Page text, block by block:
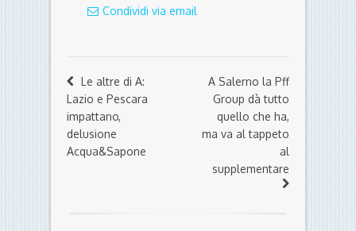
Condividi via email
Le altre di A:
Lazio e Pescara
impattano,
delusione
Acqua&Sapone
A Salerno la Pff
Group dà tutto
quello che ha,
ma va al tappeto
al
supplementare